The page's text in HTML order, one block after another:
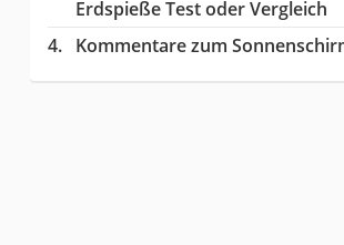
Erdspieße Test oder Vergleich
Kommentare zum